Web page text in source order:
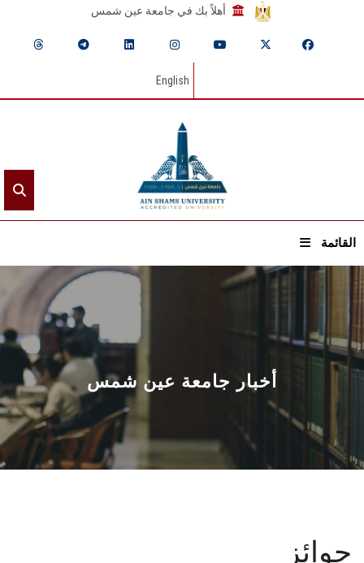
أهلاً بك في جامعة عين شمس
English
القائمة
الرئيسيـة
عن الجامعة
القطاعـات
الشئون الأكاديمية
البحث العلمي
أخبار جامعة عين شمس
جوائز